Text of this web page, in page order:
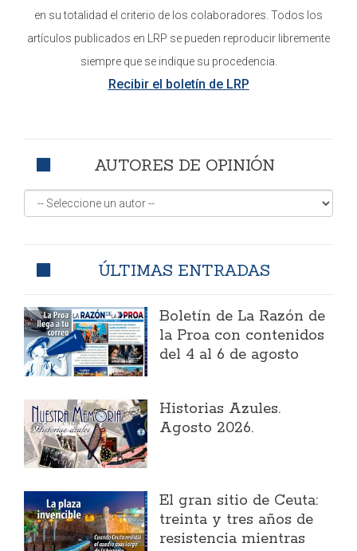
en su totalidad el criterio de los colaboradores. Todos los
artículos publicados en LRP se pueden reproducir libremente
siempre que se indique su procedencia.
Recibir el boletín de LRP
AUTORES DE OPINIÓN
ÚLTIMAS ENTRADAS
Boletín de La Razón de
la Proa con contenidos
del 4 al 6 de agosto
Historias Azules.
Agosto 2026.
El gran sitio de Ceuta:
treinta y tres años de
resistencia mientras